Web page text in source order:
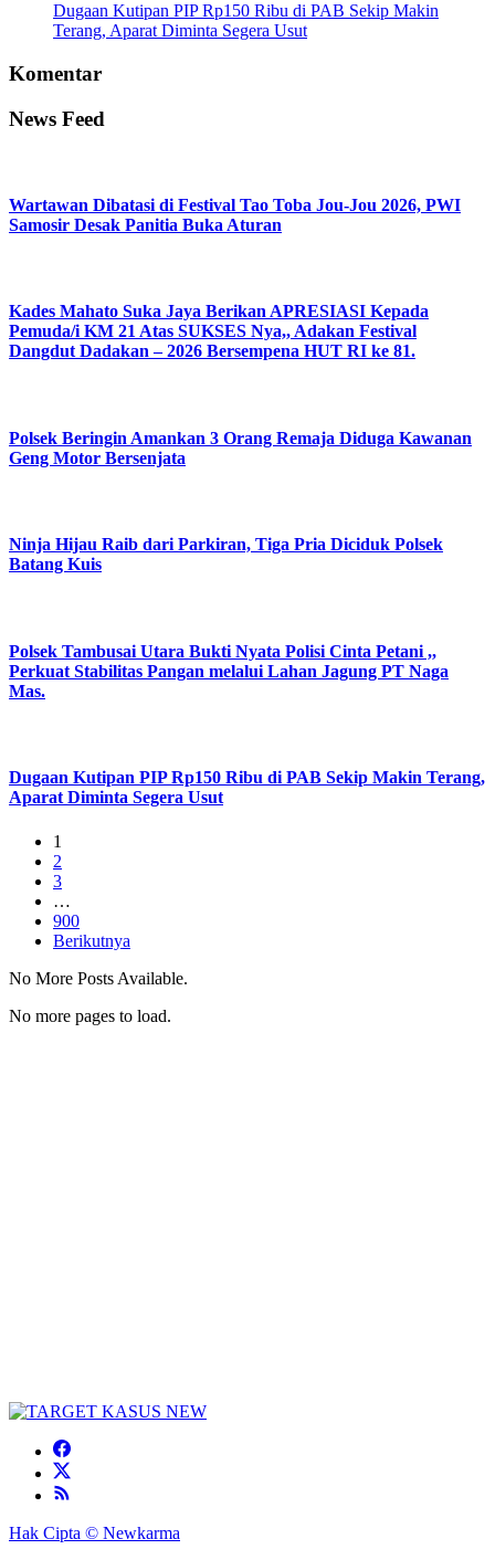
Dugaan Kutipan PIP Rp150 Ribu di PAB Sekip Makin
Terang, Aparat Diminta Segera Usut
Komentar
News Feed
Wartawan Dibatasi di Festival Tao Toba Jou-Jou 2026, PWI
Samosir Desak Panitia Buka Aturan
Kades Mahato Suka Jaya Berikan APRESIASI Kepada
Pemuda/i KM 21 Atas SUKSES Nya,, Adakan Festival
Dangdut Dadakan – 2026 Bersempena HUT RI ke 81.
Polsek Beringin Amankan 3 Orang Remaja Diduga Kawanan
Geng Motor Bersenjata
Ninja Hijau Raib dari Parkiran, Tiga Pria Diciduk Polsek
Batang Kuis
Polsek Tambusai Utara Bukti Nyata Polisi Cinta Petani ,,
Perkuat Stabilitas Pangan melalui Lahan Jagung PT Naga
Mas.
Dugaan Kutipan PIP Rp150 Ribu di PAB Sekip Makin Terang,
Aparat Diminta Segera Usut
1
2
3
…
900
Berikutnya
No More Posts Available.
No more pages to load.
Hak Cipta © Newkarma